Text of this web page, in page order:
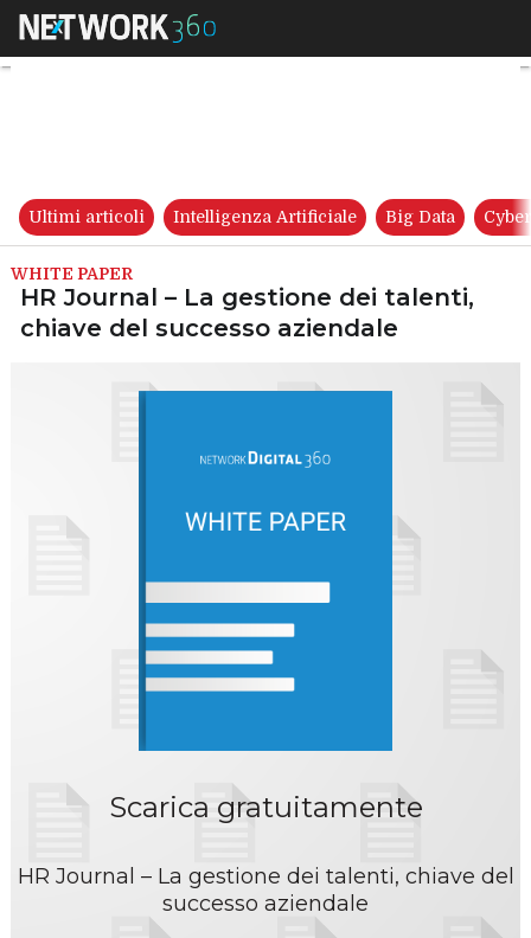
HR Journal – La gestione dei
Ultimi articoli Intelligenza Artificiale Big Data
WHITE PAPER
HR Journal – La gestione dei talenti,
chiave del successo aziendale
Scarica gratuitamente
HR Journal – La gestione dei talenti, chiave del
successo aziendale